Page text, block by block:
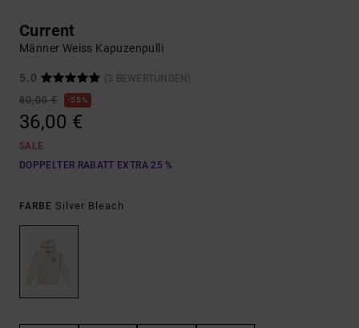
Current
Männer Weiss Kapuzenpulli
5.0
(3 BEWERTUNGEN)
80,00 €
55%
36,00 €
SALE
DOPPELTER RABATT EXTRA 25 %
FARBE Silver Bleach